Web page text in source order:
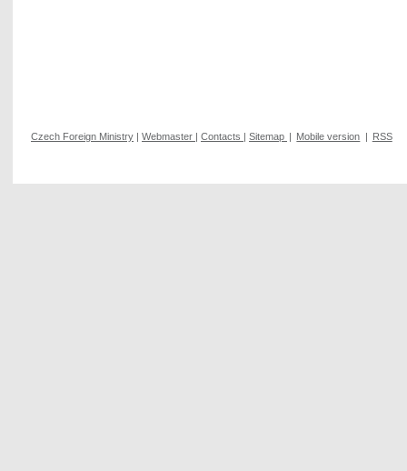
Czech Foreign Ministry | Webmaster | Contacts | Sitemap | Mobile version | RSS